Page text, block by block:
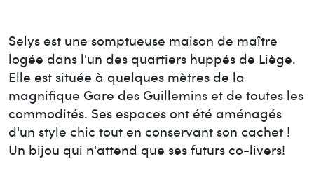
Selys est une somptueuse maison de maître
logée dans l'un des quartiers huppés de Liège.
Elle est située à quelques mètres de la
magnifique Gare des Guillemins et de toutes les
commodités. Ses espaces ont été aménagés
d'un style chic tout en conservant son cachet !
Un bijou qui n'attend que ses futurs co-livers!